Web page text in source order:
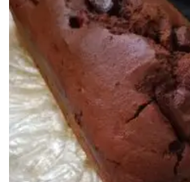
$ 8.500,00
hasta
$ 9.500,00